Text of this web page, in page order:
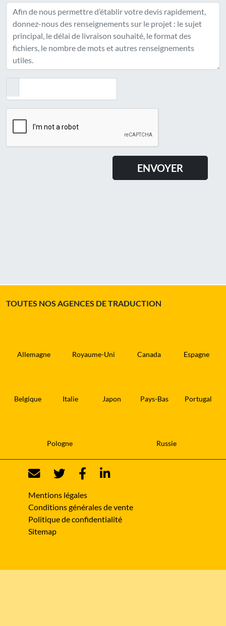
TOUTES NOS AGENCES DE TRADUCTION
Allemagne Royaume-Uni Canada Espagne
Belgique Italie Japon Pays-Bas Portugal
Pologne Russie
Mentions légales
Conditions générales de vente
Politique de confidentialité
Sitemap